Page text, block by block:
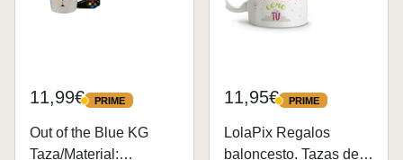
11,99€ PRIME
PRIME
Out of the Blue KG
Taza/Material:
11,95€ PRIME
PRIME
LolaPix Regalos
baloncesto. Tazas de